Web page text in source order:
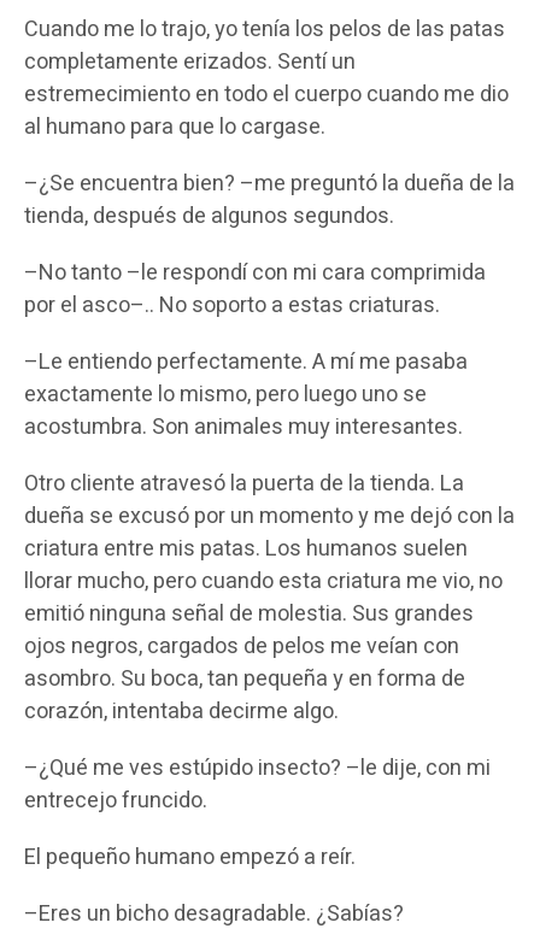
Cuando me lo trajo, yo tenía los pelos de las patas
completamente erizados. Sentí un
estremecimiento en todo el cuerpo cuando me dio
al humano para que lo cargase.
–¿Se encuentra bien? –me preguntó la dueña de la
tienda, después de algunos segundos.
–No tanto –le respondí con mi cara comprimida
por el asco–.. No soporto a estas criaturas.
–Le entiendo perfectamente. A mí me pasaba
exactamente lo mismo, pero luego uno se
acostumbra. Son animales muy interesantes.
Otro cliente atravesó la puerta de la tienda. La
dueña se excusó por un momento y me dejó con la
criatura entre mis patas. Los humanos suelen
llorar mucho, pero cuando esta criatura me vio, no
emitió ninguna señal de molestia. Sus grandes
ojos negros, cargados de pelos me veían con
asombro. Su boca, tan pequeña y en forma de
corazón, intentaba decirme algo.
–¿Qué me ves estúpido insecto? –le dije, con mi
entrecejo fruncido.
El pequeño humano empezó a reír.
–Eres un bicho desagradable. ¿Sabías?